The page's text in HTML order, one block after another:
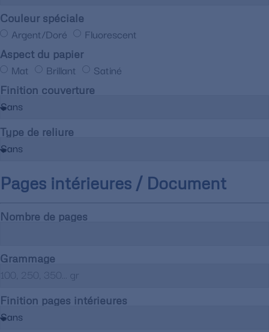
Couleur spéciale
Argent/Doré Fluorescent
Aspect du papier
Mat Brillant Satiné
Finition couverture
Type de reliure
Pages intérieures / Document
Nombre de pages
Grammage
Finition pages intérieures